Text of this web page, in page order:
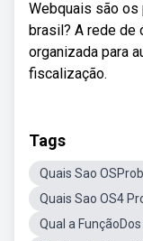
Webquais são
brasil? A rede de
organizada para
fiscalização.
Tags
Quais Sao
Quais Sao OS4
Qual a